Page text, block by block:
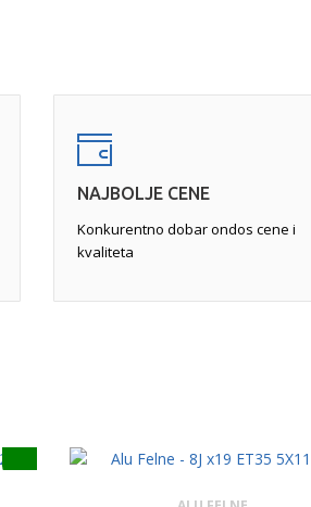
ukoliko je moguća, se vrši
NAJBOLJE CENE
Konkurentno dobar ondos cene i
kvaliteta